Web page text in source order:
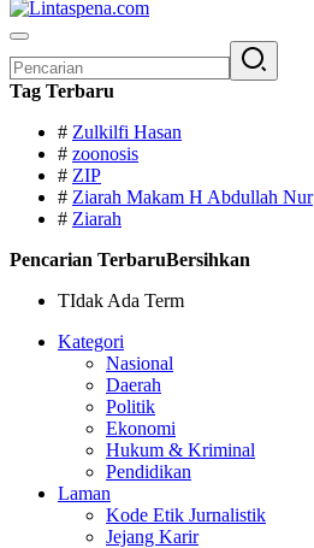
untuk:
Tag Terbaru
# Zulkilfi Hasan
# zoonosis
# ZIP
# Ziarah Makam H Abdullah Nur
# Ziarah
Pencarian TerbaruBersihkan
TIdak Ada Term
Kategori
Nasional
Daerah
Politik
Ekonomi
Hukum & Kriminal
Pendidikan
Laman
Kode Etik Jurnalistik
Jejang Karir